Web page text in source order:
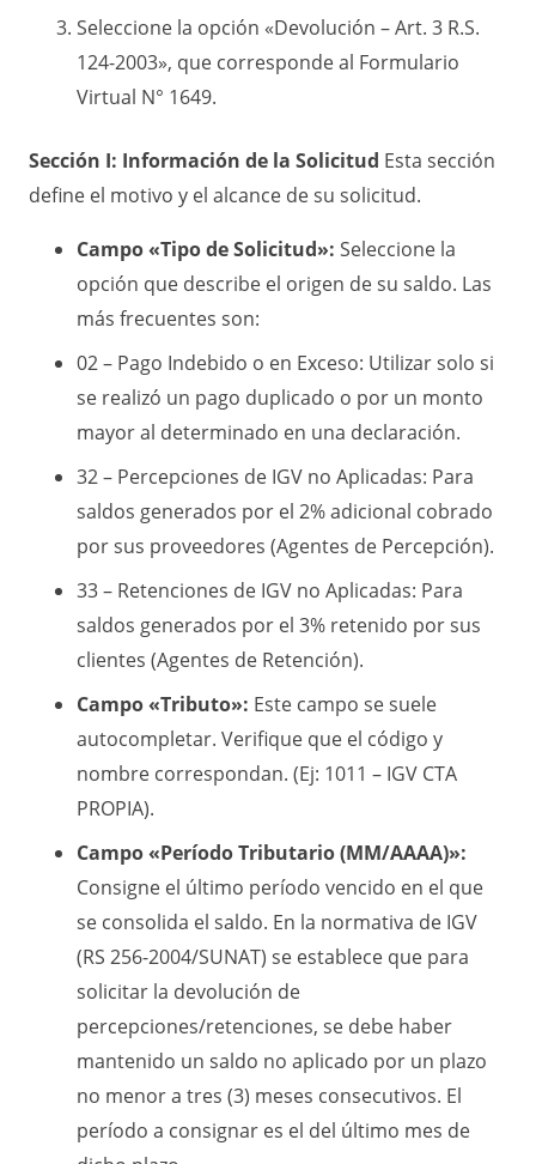
Seleccione la opción «Devolución – Art. 3 R.S.
124-2003», que corresponde al Formulario
Virtual N° 1649.
Sección I: Información de la Solicitud Esta sección
define el motivo y el alcance de su solicitud.
Campo «Tipo de Solicitud»: Seleccione la
opción que describe el origen de su saldo. Las
más frecuentes son:
02 – Pago Indebido o en Exceso: Utilizar solo si
se realizó un pago duplicado o por un monto
mayor al determinado en una declaración.
32 – Percepciones de IGV no Aplicadas: Para
saldos generados por el 2% adicional cobrado
por sus proveedores (Agentes de Percepción).
33 – Retenciones de IGV no Aplicadas: Para
saldos generados por el 3% retenido por sus
clientes (Agentes de Retención).
Campo «Tributo»: Este campo se suele
autocompletar. Verifique que el código y
nombre correspondan. (Ej: 1011 – IGV CTA
PROPIA).
Campo «Período Tributario (MM/AAAA)»:
Consigne el último período vencido en el que
se consolida el saldo. En la normativa de IGV
(RS 256-2004/SUNAT) se establece que para
solicitar la devolución de
percepciones/retenciones, se debe haber
mantenido un saldo no aplicado por un plazo
no menor a tres (3) meses consecutivos. El
período a consignar es el del último mes de